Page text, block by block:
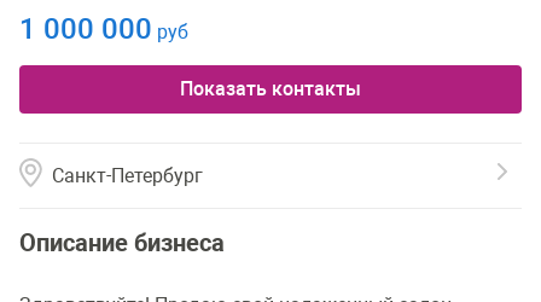
1 000 000 руб
Показать контакты
Санкт-Петербург
Описание бизнеса